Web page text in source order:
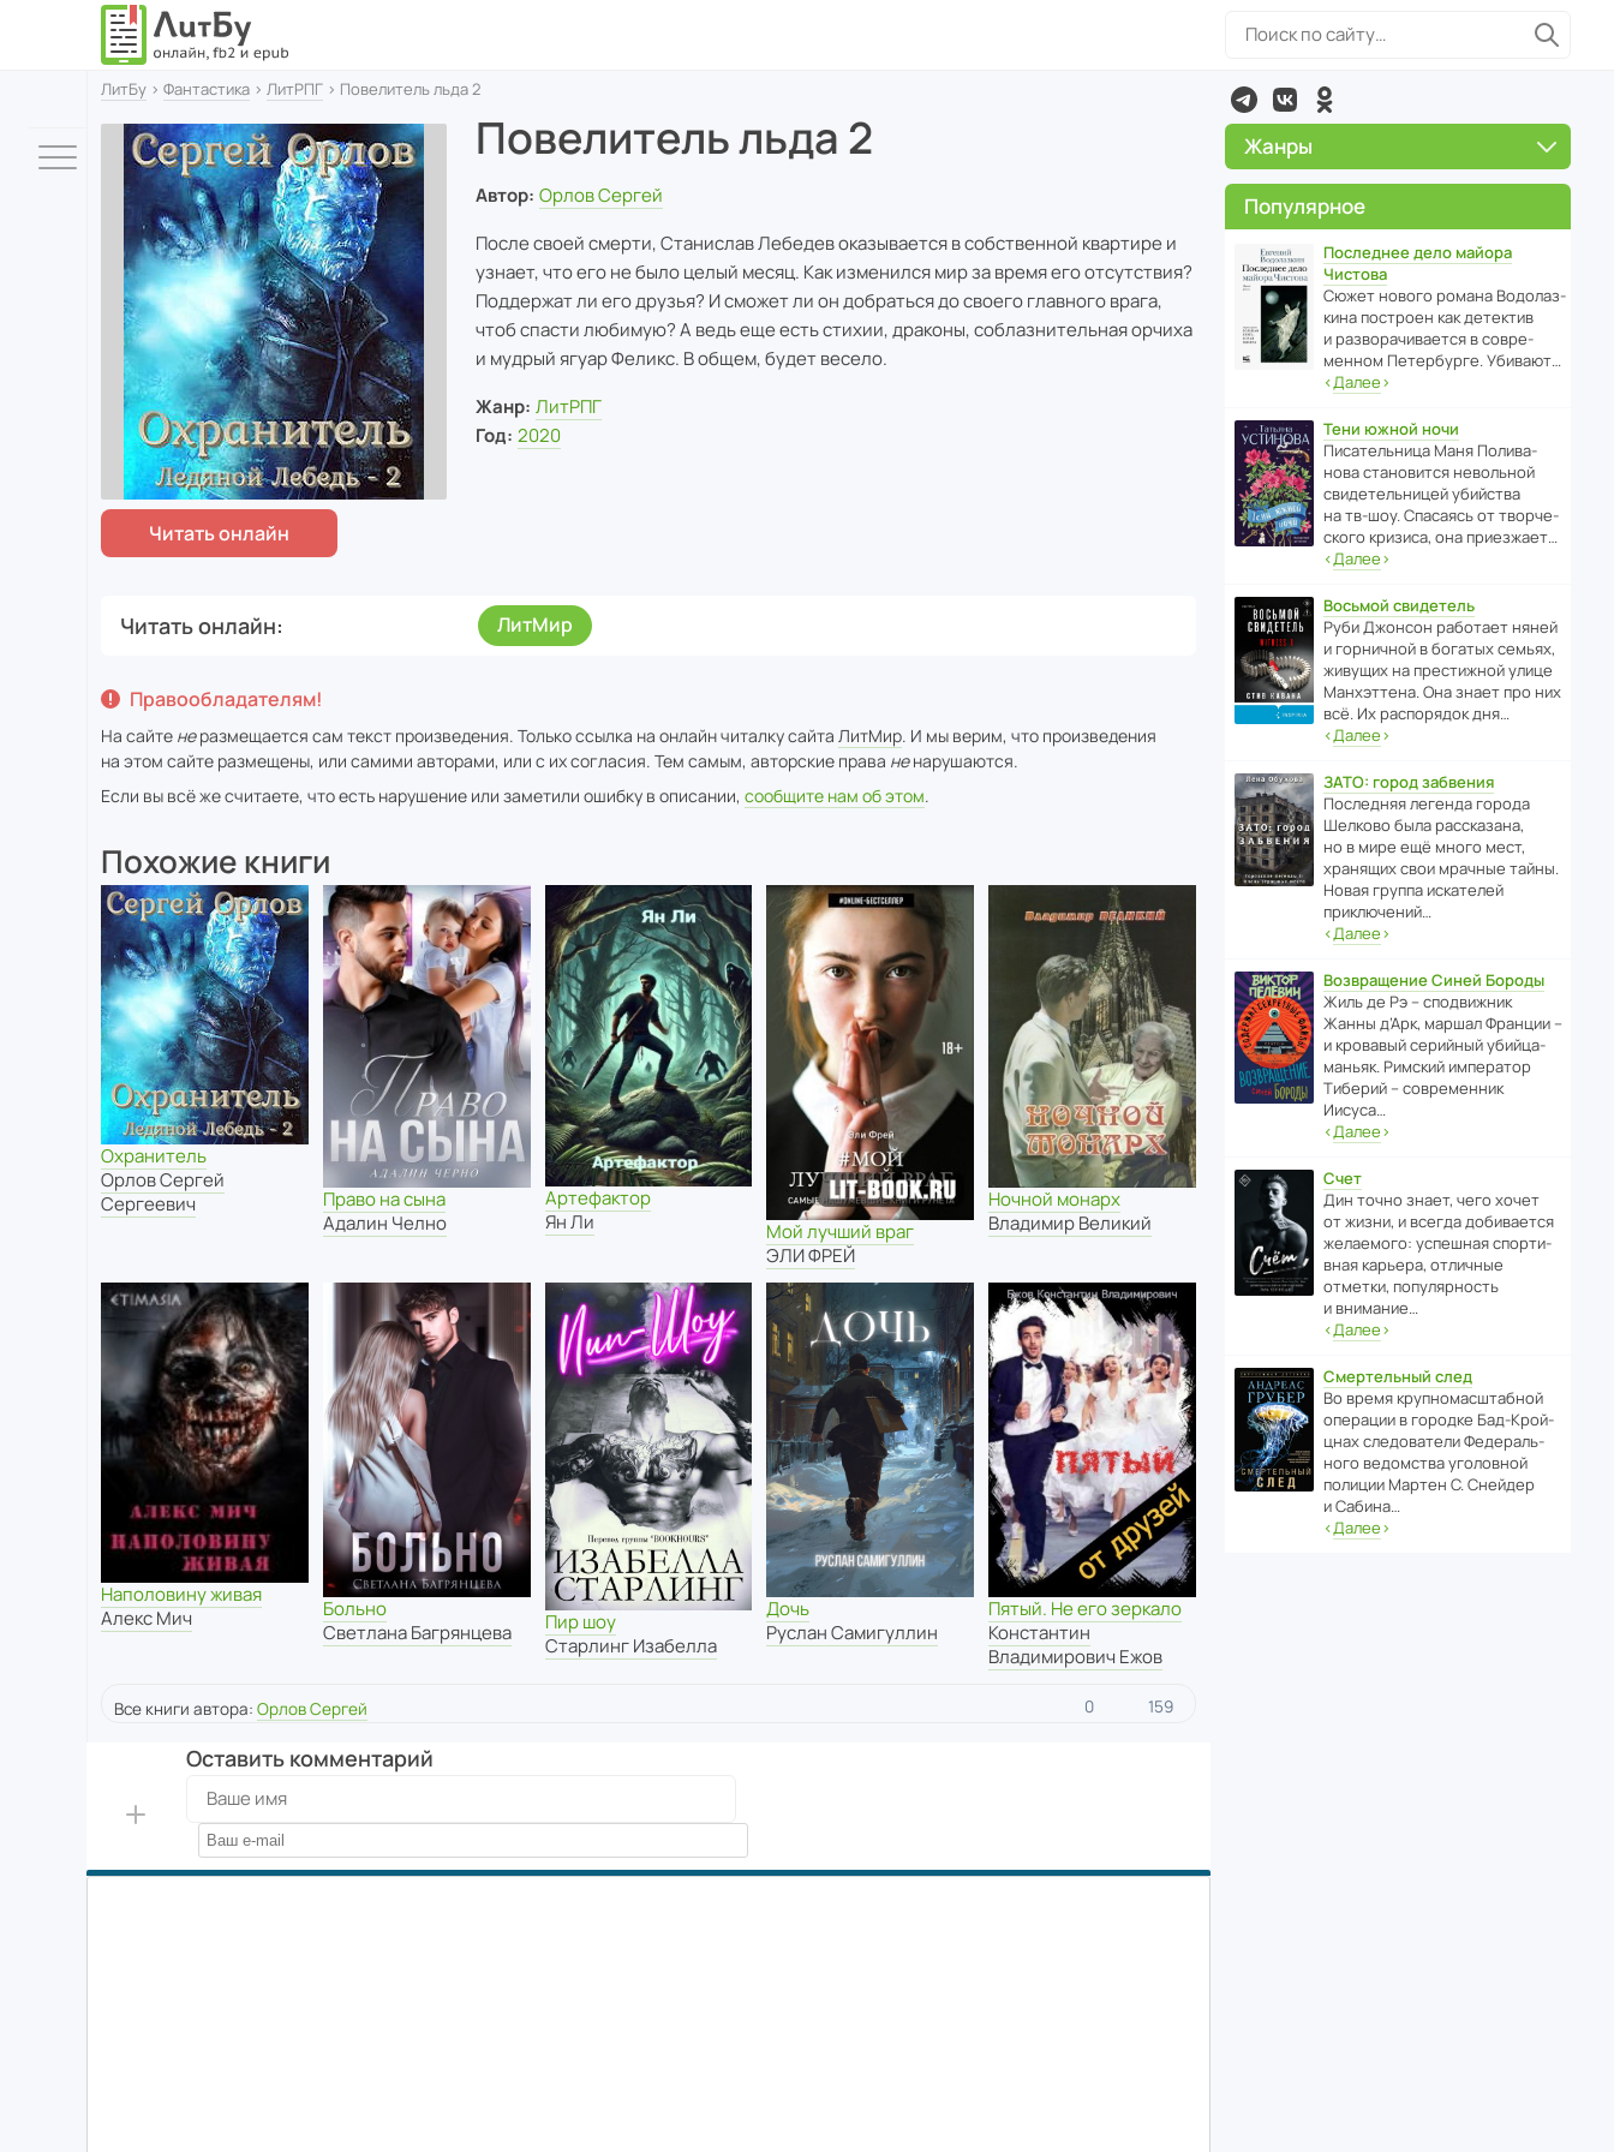
ЛитБу › Фантастика › ЛитРПГ › Повелитель льда 2
Повелитель льда 2
Автор: Орлов Сергей
После своей смерти, Станислав Лебедев оказывается в собственной квартире и
узнает, что его не было целый месяц. Как изменился мир за время его отсутствия?
Поддержат ли его друзья? И сможет ли он добраться до своего главного врага,
чтоб спасти любимую? А ведь еще есть стихии, драконы, соблазнительная орчиха
и мудрый ягуар Феликс. В общем, будет весело.
Жанр: ЛитРПГ
Год: 2020
Читать онлайн ЛитМир
Правообладателям!
На сайте неразмещается сам текст произведения. Только ссылка на онлайн читалку сайта ЛитМир. И мы верим, что произведения
на этом сайте размещены, или самими авторами, или с их согласия. Тем самым, авторские права ненарушаются.
Если вы всё же считаете, что есть нарушение или заметили ошибку в описании, сообщите нам об этом.
Похожие книги
Охранитель
Орлов Сергей
Сергеевич
Право на сына
Адалин Челно
Артефактор
Ян Ли
Мой лучший враг
ЭЛИ ФРЕЙ
Ночной монарх
Владимир Великий
Наполовину живая
Алекс Мич
Больно
Светлана Багрянцева
Пир шоу
Старлинг Изабелла
Дочь
Руслан Самигуллин
Пятый. Не его зеркало
Константин
Владимирович Ежов
Все книги автора: Орлов Сергей 0 159
Оставить комментарий
Жанры
Популярное
Последнее дело майора
Чистова
Сюжет нового романа Водо­ла­з­
кина пост­роен как дете­ктив
и разво­ра­чи­ва­ется в совре­
менном Пете­р­бурге. Убивают…
‹Далее›
Тени южной ночи
Писа­тель­ница Маня Поли­ва­
нова стано­вится невольной
свиде­тель­ницей убийства
на тв-шоу. Спасаясь от твор­че­
с­кого кризиса, она приезжает…
‹Далее›
Восьмой свидетель
Руби Джонсон рабо­тает няней
и горни­чной в богатых семьях,
живущих на прес­ти­жной улице
Манх­эт­тена. Она знает про них
всё. Их распо­рядок дня…
‹Далее›
ЗАТО: город забвения
После­дняя легенда города
Шелково была расска­зана,
но в мире ещё много мест,
хранящих свои мрачные тайны.
Новая группа иска­телей
приключений…
‹Далее›
Возвращение Синей Бороды
Жиль де Рэ – спод­ви­жник
Жанны д’Арк, маршал Франции –
и кровавый серийный убийца-
маньяк. Римский импе­ратор
Тиберий – совре­менник
Иисуса…
‹Далее›
Счет
Дин точно знает, чего хочет
от жизни, и всегда доби­ва­ется
жела­е­мого: успе­шная спор­ти­
вная карьера, отли­чные
отметки, попу­ля­р­ность
и внимание…
‹Далее›
Смертельный след
Во время круп­но­мас­ш­та­бной
операции в городке Бад‑Крой­
цнах следо­ва­тели Феде­раль­
ного ведомства уголо­вной
полиции Мартен С. Снейдер
и Сабина…
‹Далее›